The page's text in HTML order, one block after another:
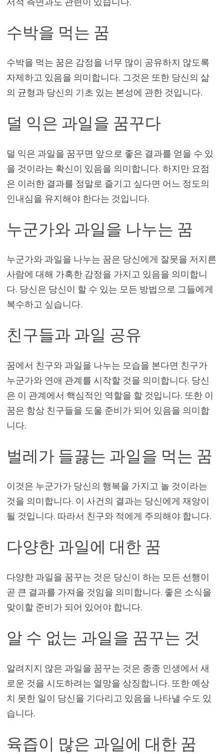
수박을 먹는 꿈
수박을 먹는 꿈은 감정을 너무 많이 공유하지 않도록
자제하고 있음을 의미합니다. 그것은 또한 당신의 삶
의 균형과 당신의 기초 있는 본성에 관한 것입니다.
덜 익은 과일을 꿈꾸다
덜 익은 과일을 꿈꾸면 앞으로 좋은 결과를 얻을 수 있
을 것이라는 확신이 있음을 의미합니다. 하지만 요점
은 이러한 결과를 정말로 즐기고 싶다면 어느 정도의
인내심을 유지해야 한다는 것입니다.
누군가와 과일을 나누는 꿈
누군가와 과일을 나누는 꿈은 당신에게 잘못을 저지른
사람에 대해 가혹한 감정을 가지고 있음을 의미합니
다. 당신은 당신이 할 수 있는 모든 방법으로 그들에게
복수하고 싶습니다.
친구들과 과일 공유
꿈에서 친구와 과일을 나누는 모습을 본다면 친구가
누군가와 연애 관계를 시작할 것을 의미합니다. 당신
은 이 관계에서 핵심적인 역할을 할 것입니다. 또한 이
꿈은 항상 친구들을 도울 준비가 되어 있음을 의미합
니다.
벌레가 들끓는 과일을 먹는 꿈
이것은 누군가가 당신의 행복을 가지고 놀 것이라는
것을 의미합니다. 이 사건의 결과는 당신에게 재앙이
될 것입니다. 따라서 친구와 적에게 주의해야 합니다.
다양한 과일에 대한 꿈
다양한 과일을 꿈꾸는 것은 당신이 하는 모든 선행이
곧 큰 결과를 가져올 것임을 의미합니다. 좋은 소식을
맞이할 준비가 되어 있어야 합니다.
알 수 없는 과일을 꿈꾸는 것
알려지지 않은 과일을 꿈꾸는 것은 종종 인생에서 새
로운 것을 시도하려는 열망을 상징합니다. 또한 예상
치 못한 일이 당신을 기다리고 있음을 나타낼 수도 있
습니다.
육즙이 많은 과일에 대한 꿈